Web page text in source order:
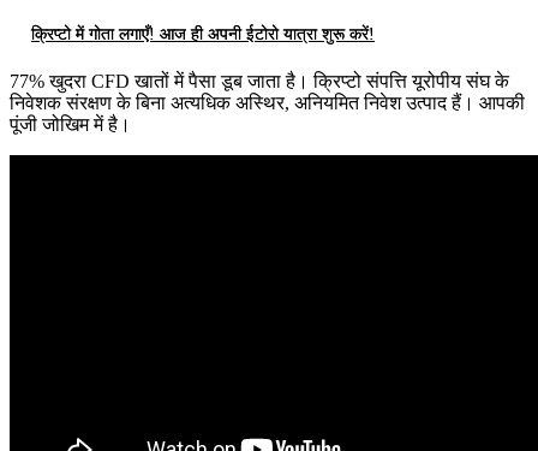
क्रिप्टो में गोता लगाएँ! आज ही अपनी ईटोरो यात्रा शुरू करें!
77% खुदरा CFD खातों में पैसा डूब जाता है। क्रिप्टो संपत्ति यूरोपीय संघ के
निवेशक संरक्षण के बिना अत्यधिक अस्थिर, अनियमित निवेश उत्पाद हैं। आपकी
पूंजी जोखिम में है।